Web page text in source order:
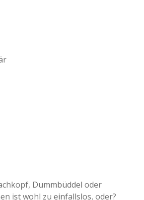
Dummbüddel oder
ist wohl zu einfallslos, oder?